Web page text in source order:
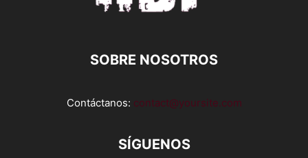
SOBRE NOSOTROS
Contáctanos: contact@yoursite.com
SÍGUENOS